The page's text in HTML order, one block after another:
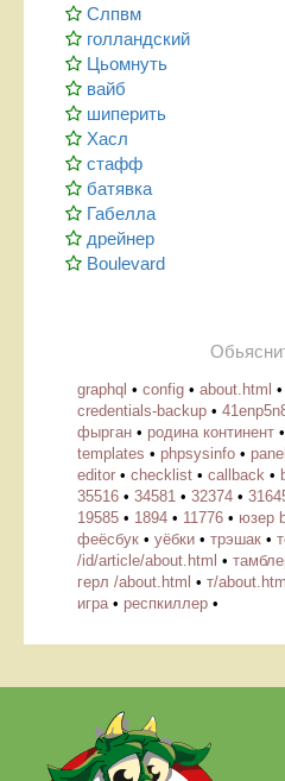
Слпвм
голландский
Цьомнуть
вайб
шиперить
Хасл
стафф
батявка
Габелла
дрейнер
Boulevard
graphql • config • about.html •
credentials-backup •
фырган • родина континент •
templates • phpsysinfo • panel
editor • checklist • callback •
35516 • 34581 • 32374 •
19585 • 1894 • 11776 • юзер
феёсбук • уёбки • трэшак •
/id/article/about.html •
герл /about.html • т/about.html
игра • респкиллер •